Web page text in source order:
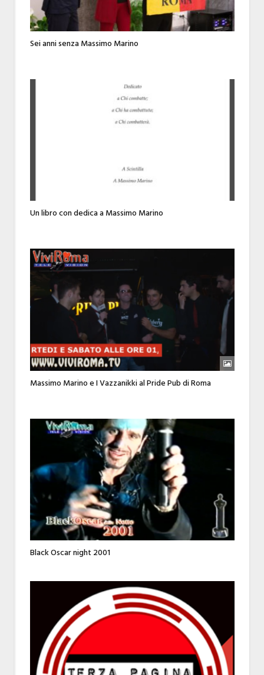
Sei anni senza Massimo Marino
Un libro con dedica a Massimo Marino
Massimo Marino e I Vazzanikki al Pride Pub di Roma
Black Oscar night 2001